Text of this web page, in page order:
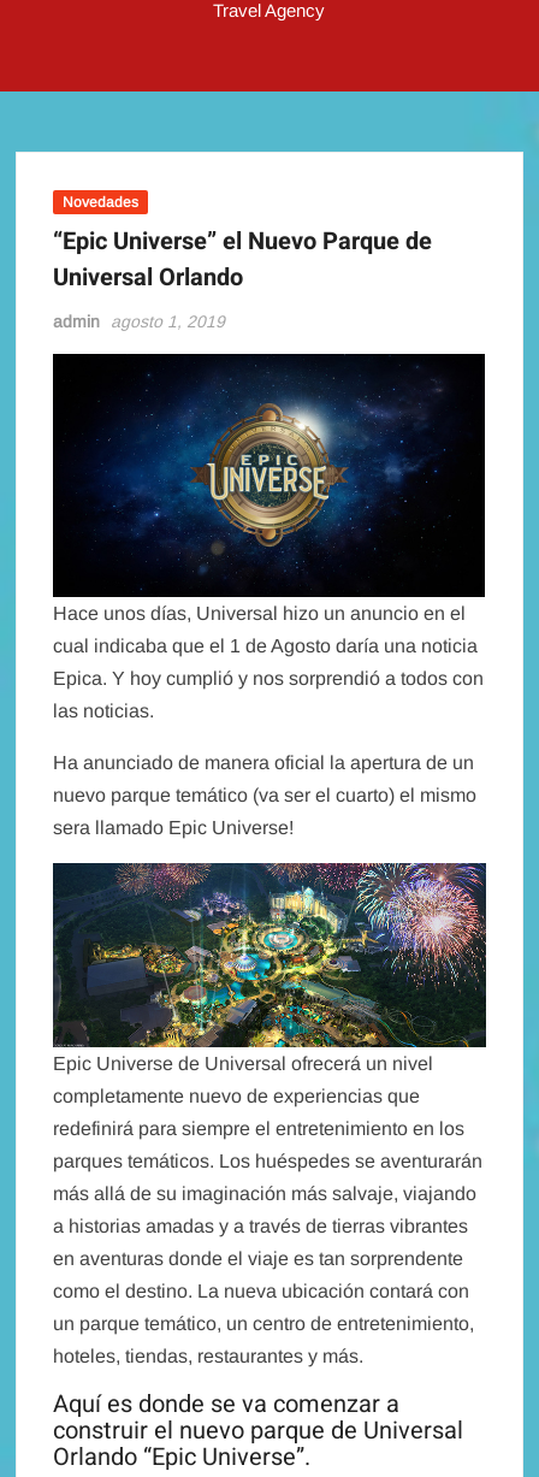
Travel Agency
Novedades
“Epic Universe” el Nuevo Parque de
Universal Orlando
admin agosto 1, 2019
Hace unos días, Universal hizo un anuncio en el
cual indicaba que el 1 de Agosto daría una noticia
Epica. Y hoy cumplió y nos sorprendió a todos con
las noticias.
Ha anunciado de manera oficial la apertura de un
nuevo parque temático (va ser el cuarto) el mismo
sera llamado Epic Universe!
Epic Universe de Universal ofrecerá un nivel
completamente nuevo de experiencias que
redefinirá para siempre el entretenimiento en los
parques temáticos. Los huéspedes se aventurarán
más allá de su imaginación más salvaje, viajando
a historias amadas y a través de tierras vibrantes
en aventuras donde el viaje es tan sorprendente
como el destino. La nueva ubicación contará con
un parque temático, un centro de entretenimiento,
hoteles, tiendas, restaurantes y más.
Aquí es donde se va comenzar a
construir el nuevo parque de Universal
Orlando “Epic Universe”.